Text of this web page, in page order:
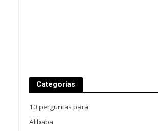
Categorias
10 perguntas para
Alibaba